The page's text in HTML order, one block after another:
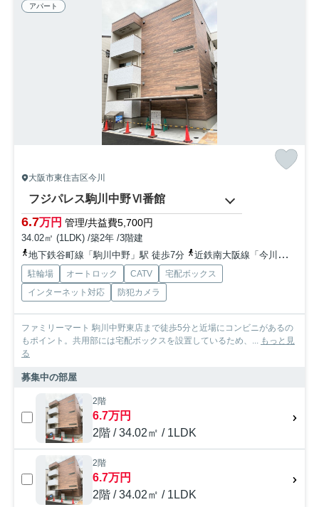
アパート
大阪市東住吉区今川
フジパレス駒川中野Ⅵ番館
6.7万円 管理/共益費5,700円
34.02㎡ (1LDK) /築2年 /3階建
地下鉄谷町線「駒川中野」駅 徒歩7分
近鉄南大阪線「今川」駅 徒歩8分
駐輪場 オートロック CATV
宅配ボックス
インターネット対応
防犯カメラ
ファミリーマート 駒川中野東店まで徒歩5分と近場にコンビニがあるの
もポイント。共用部には宅配ボックスを設置しているため、... もっと見
る
募集中の部屋
2階
6.7万円
2階 / 34.02㎡ / 1LDK
2階
6.7万円
2階 / 34.02㎡ / 1LDK